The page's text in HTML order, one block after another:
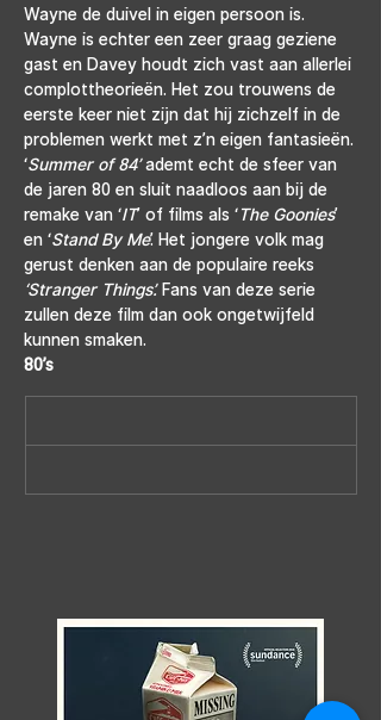
Wayne de duivel in eigen persoon is.
Wayne is echter een zeer graag geziene
gast en Davey houdt zich vast aan allerlei
complottheorieën. Het zou trouwens de
eerste keer niet zijn dat hij zichzelf in de
problemen werkt met z’n eigen fantasieën.
‘Summer of 84’ ademt echt de sfeer van
de jaren 80 en sluit naadloos aan bij de
remake van ‘IT’ of films als ‘The Goonies’
en ‘Stand By Me’. Het jongere volk mag
gerust denken aan de populaire reeks
‘Stranger Things’. Fans van deze serie
zullen deze film dan ook ongetwijfeld
kunnen smaken.
80’s